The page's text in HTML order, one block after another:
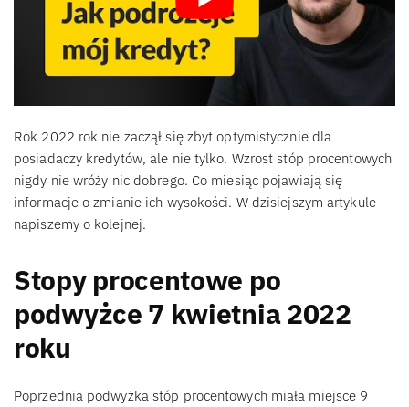
Rok 2022 rok nie zaczął się zbyt optymistycznie dla
posiadaczy kredytów, ale nie tylko. Wzrost stóp procentowych
nigdy nie wróży nic dobrego. Co miesiąc pojawiają się
informacje o zmianie ich wysokości. W dzisiejszym artykule
napiszemy o kolejnej.
Stopy procentowe po
podwyżce 7 kwietnia 2022
roku
Poprzednia podwyżka stóp procentowych miała miejsce 9